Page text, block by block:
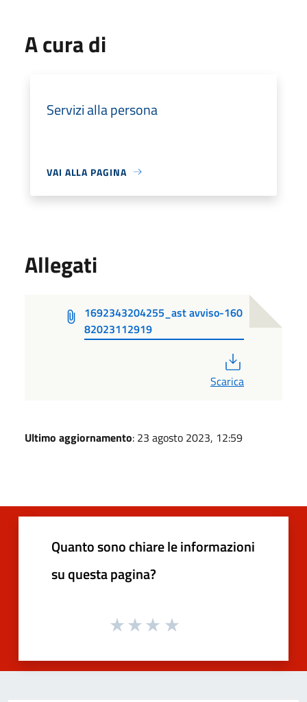
A cura di
Servizi alla persona
VAI ALLA PAGINA
Allegati
1692343204255_ast avviso-160
82023112919
Scarica
Ultimo aggiornamento: 23 agosto 2023, 12:59
Quanto sono chiare le informazioni
su questa pagina?